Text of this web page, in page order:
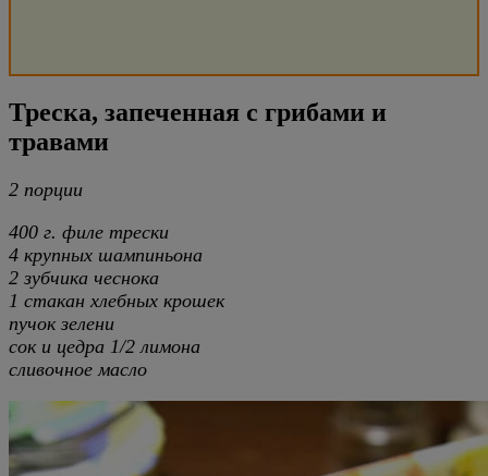
Треска, запеченная с грибами и
травами
2 порции
400 г. филе трески
4 крупных шампиньона
2 зубчика чеснока
1 стакан хлебных крошек
пучок зелени
сок и цедра 1/2 лимона
сливочное масло